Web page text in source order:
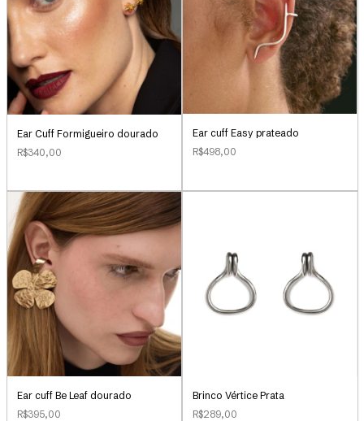
Ear Cuff Formigueiro dourado
R$340,00
Ear cuff Easy prateado
R$498,00
Ear cuff Be Leaf dourado
R$395,00
Brinco Vértice Prata
R$289,00